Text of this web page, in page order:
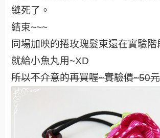
縫死了。
結束~~~
同場加映的捲玫瑰髮束還在實驗
就給小魚丸用~XD
所以不介意的再買喔~實驗價~50